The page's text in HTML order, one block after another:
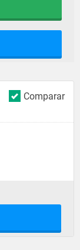
Comparar